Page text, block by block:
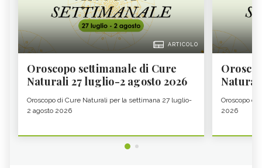
ARTICOLO
Oroscopo settimanale di Cure
Naturali 27 luglio-2 agosto 2026
Oroscopo di Cure Naturali per la settimana 27 luglio-
2 agosto 2026
Oroscopo di
2026